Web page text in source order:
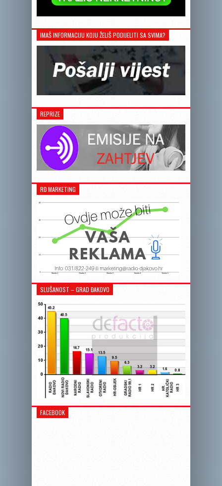
IMAŠ INFORMACIJU KOJU ŽELIŠ PODIJELITI SA SVIMA?
REPRIZE
RĐ MARKETING
SLUŠANOST – GRAD ĐAKOVO
FACEBOOK